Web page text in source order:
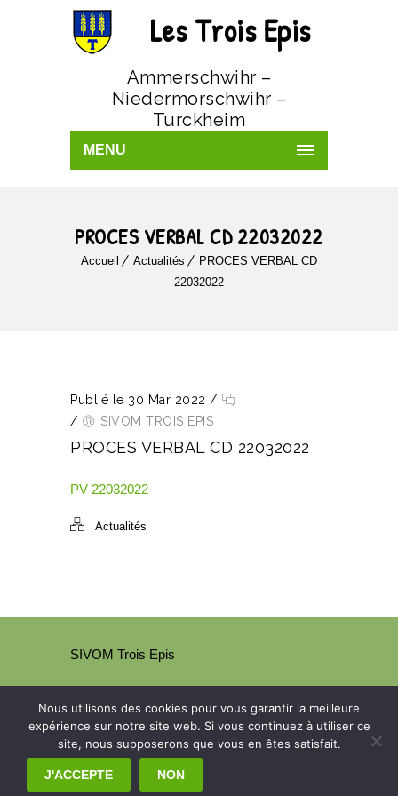
Les Trois Epis
Ammerschwihr –
Niedermorschwihr –
Turckheim
MENU
PROCES VERBAL CD 22032022
Accueil Actualités
PROCES VERBAL CD
22032022
Publié le 30 Mar 2022 /
/
SIVOM TROIS EPIS
PROCES VERBAL CD 22032022
PV 22032022
Actualités
SIVOM Trois Epis
Nous utilisons des cookies pour vous garantir la meilleure
expérience sur notre site web. Si vous continuez à utiliser ce
site, nous supposerons que vous en êtes satisfait.
J'ACCEPTE NON